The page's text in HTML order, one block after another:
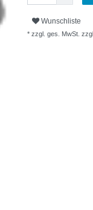
Wunschliste
* zzgl. ges. MwSt. zzgl.